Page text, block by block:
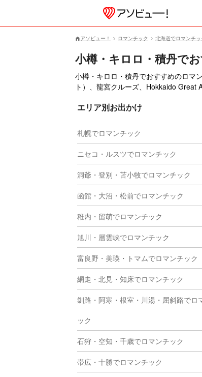
アソビュー！ ロマンチック 北海道でロマンチッ
小樽・キロロ・積丹で
小樽・キロロ・積丹でおすすめのロマ
ト）、龍宮クルーズ、Hokkaido Great
エリア別お出かけ
札幌でロマンチック
ニセコ・ルスツでロマンチック
洞爺・登別・苫小牧でロマンチック
函館・大沼・松前でロマンチック
稚内・留萌でロマンチック
旭川・層雲峡でロマンチック
富良野・美瑛・トマムでロマンチック
網走・北見・知床でロマンチック
釧路・阿寒・根室・川湯・屈斜路でロ
ック
石狩・空知・千歳でロマンチック
帯広・十勝でロマンチック